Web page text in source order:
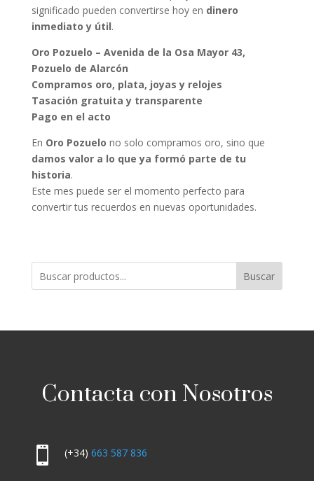
significado pueden convertirse hoy en dinero
inmediato y útil.
Oro Pozuelo – Avenida de la Osa Mayor 43,
Pozuelo de Alarcón
Compramos oro, plata, joyas y relojes
Tasación gratuita y transparente
Pago en el acto
En Oro Pozuelo no solo compramos oro, sino que
damos valor a lo que ya formó parte de tu
historia.
Este mes puede ser el momento perfecto para
convertir tus recuerdos en nuevas oportunidades.
Buscar
Contacta con Nosotros
 (+34) 663 587 836